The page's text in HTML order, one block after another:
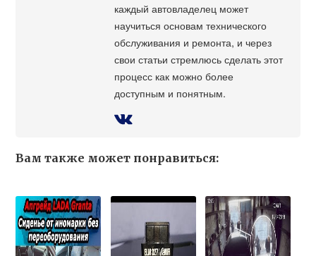
каждый автовладелец может
научиться основам технического
обслуживания и ремонта, и через
свои статьи стремлюсь сделать этот
процесс как можно более
доступным и понятным.
Вам также может понравиться: